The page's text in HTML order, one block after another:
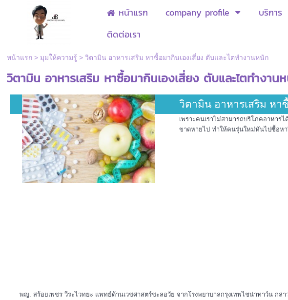
หน้าแรก company profile บริการ
ติดต่อเรา
หน้าแรก> มุมให้ความรู้ > วิตามิน อาหารเสริม หาซื้อมากินเองเสี่ยง ตับและไตทำงานหนัก
วิตามิน อาหารเสริม หาซื้อมากินเองเสี่ยง ตับและไตทำงาน
วิตามิน อาหารเสริม หา
เพราะคนเราไม่สามารถบริโภคอาหาร
ขาดหายไป ทำให้คนรุ่นใหม่หันไปซื้อห
พญ. สร้อยเพชร วีระไวทยะ แพทย์ด้านเวชศาสตร์ชะลอวัย จากโรงพยาบาลกรุงเทพไชน่าทาว์น ก